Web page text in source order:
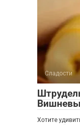
Сладости
Хотите